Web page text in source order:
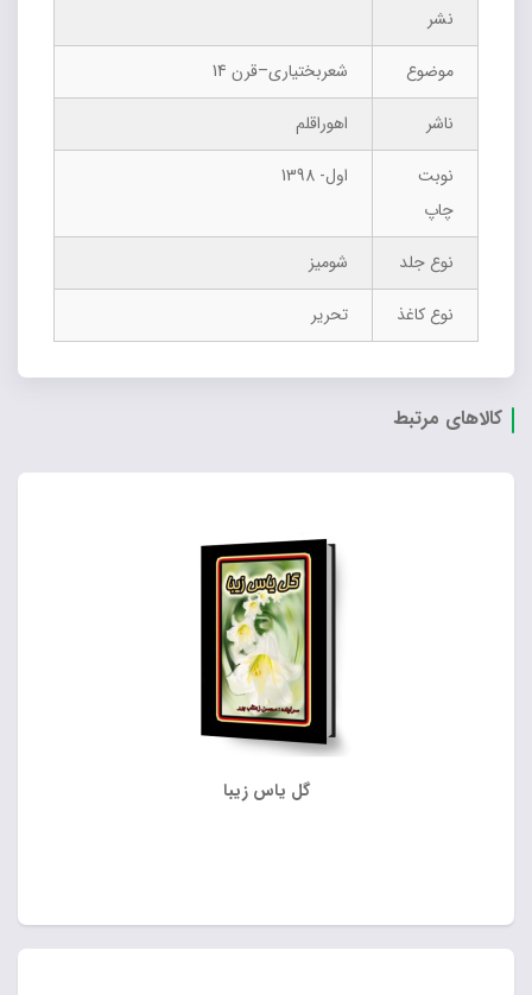
نشر
موضوع
شعربختیاری–قرن 14
ناشر
اهوراقلم
نوبت
چاپ
اول- 1398
نوع جلد
شومیز
نوع کاغذ
تحریر
کالاهای مرتبط
گل یاس زیبا